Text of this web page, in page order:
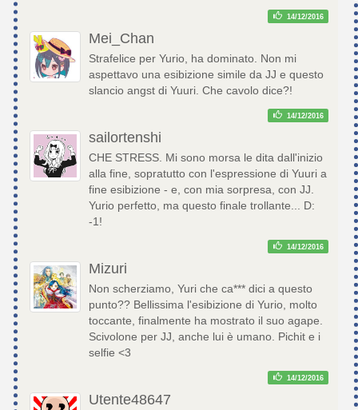
14/12/2016
Mei_Chan
Strafelice per Yurio, ha dominato. Non mi
aspettavo una esibizione simile da JJ e questo
slancio angst di Yuuri. Che cavolo dice?!
14/12/2016
sailortenshi
CHE STRESS. Mi sono morsa le dita dall'inizio
alla fine, sopratutto con l'espressione di Yuuri a
fine esibizione - e, con mia sorpresa, con JJ.
Yurio perfetto, ma questo finale trollante... D:
-1!
14/12/2016
Mizuri
Non scherziamo, Yuri che ca*** dici a questo
punto?? Bellissima l'esibizione di Yurio, molto
toccante, finalmente ha mostrato il suo agape.
Scivolone per JJ, anche lui è umano. Pichit e i
selfie <3
14/12/2016
Utente48647